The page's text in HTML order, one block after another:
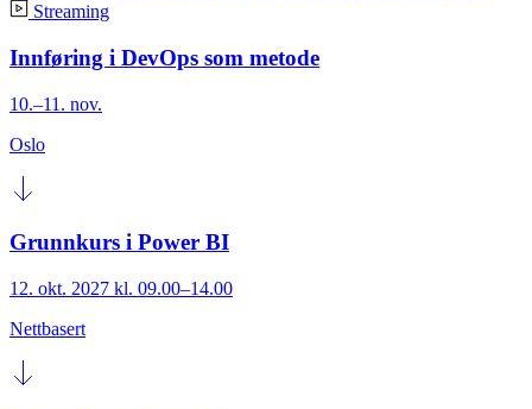
Streaming
Innføring i DevOps som metode
10.–11. nov.
Oslo
Grunnkurs i Power BI
12. okt. 2027 kl. 09.00–14.00
Nettbasert